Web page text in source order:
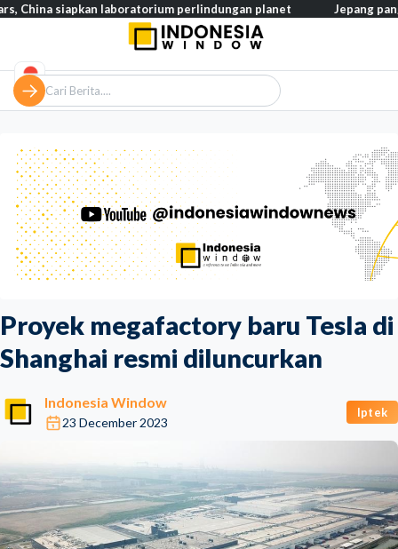
Proyek megafactory baru Tesla di
Shanghai resmi diluncurkan
Indonesia Window
23 December 2023
Iptek
siapkan laboratorium perlindungan planet Jepang pangkas